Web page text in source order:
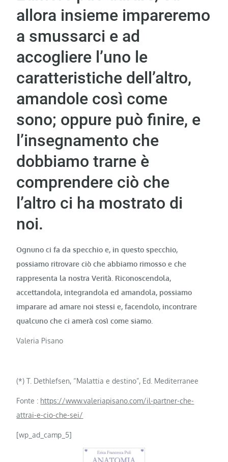
allora insieme impareremo
a smussarci e ad
accogliere l’uno le
caratteristiche dell’altro,
amandole così come
sono; oppure può finire, e
l’insegnamento che
dobbiamo trarne è
comprendere ciò che
l’altro ci ha mostrato di
noi.
Ognuno ci fa da specchio e, in questo specchio,
possiamo ritrovare ciò che abbiamo rimosso e che
rappresenta la nostra Verità. Riconoscendola,
accettandola, integrandola ed amandola, possiamo
imparare ad amare noi stessi e, facendolo, incontrare
qualcuno che ci amerà così come siamo.
Valeria Pisano
(*) T. Dethlefsen, “Malattia e destino”, Ed. Mediterranee
Fonte : https://www.valeriapisano.com/il-partner-che-
attrai-e-cio-che-sei/
[wp_ad_camp_5]